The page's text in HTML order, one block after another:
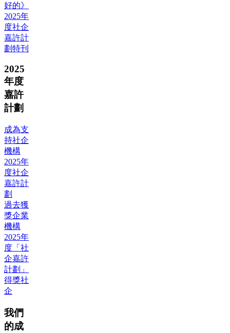
好的》
2025年
度社企
嘉許計
劃特刊
2025
年度
嘉許
計劃
成為支
持社企
機構
2025年
度社企
嘉許計
劃
過去獲
獎企業
機構
2025年
度「社
企嘉許
計劃」
得獎社
企
我們
的成